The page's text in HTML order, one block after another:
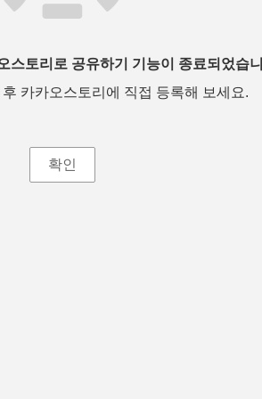
스토리로 공유하기 기능이 종료되었습
카카오스토리에 직접 등록해 보세요.
확인